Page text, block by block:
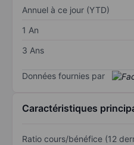
Annuel à ce jour (YTD)
1 An
3 Ans
Données fournies par
Caractéristiques
Ratio cours/bénéfice (12